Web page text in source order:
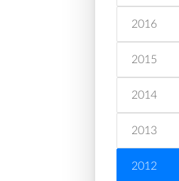
2016
2015
2014
2013
2012